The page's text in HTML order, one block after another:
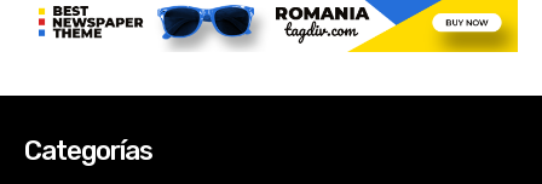
Categorías